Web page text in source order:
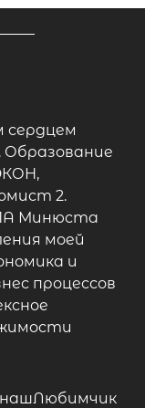
сердцем
2.
Минюста
моей
и
процессов